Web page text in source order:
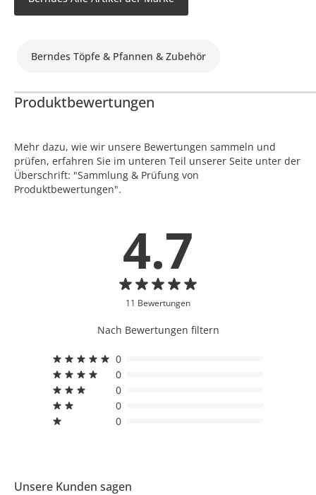
Berndes Töpfe & Pfannen & Zubehör
Produktbewertungen
Mehr dazu, wie wir unsere Bewertungen sammeln und
prüfen, erfahren Sie im unteren Teil unserer Seite unter der
Überschrift: "Sammlung & Prüfung von
Produktbewertungen".
4.7
11 Bewertungen
Nach Bewertungen filtern
0
0
0
0
0
Unsere Kunden sagen